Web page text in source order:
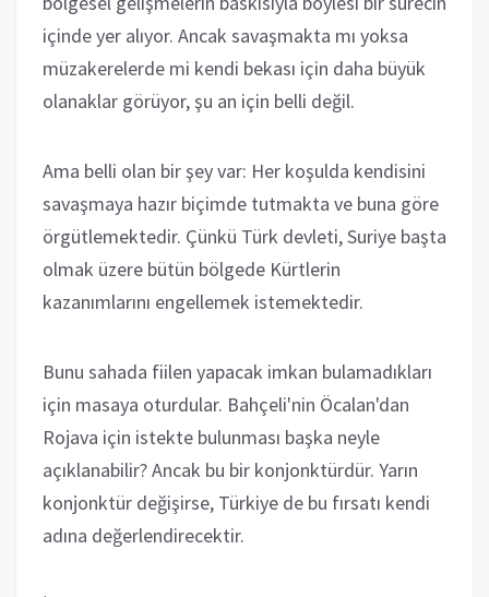
içinde yer alıyor. Ancak savaşmakta mı yoksa
müzakerelerde mi kendi bekası için daha büyük
olanaklar görüyor, şu an için belli değil.
Ama belli olan bir şey var: Her koşulda kendisini
savaşmaya hazır biçimde tutmakta ve buna göre
örgütlemektedir. Çünkü Türk devleti, Suriye başta
olmak üzere bütün bölgede Kürtlerin
kazanımlarını engellemek istemektedir.
Bunu sahada fiilen yapacak imkan bulamadıkları
için masaya oturdular. Bahçeli'nin Öcalan'dan
Rojava için istekte bulunması başka neyle
açıklanabilir? Ancak bu bir konjonktürdür. Yarın
konjonktür değişirse, Türkiye de bu fırsatı kendi
adına değerlendirecektir.